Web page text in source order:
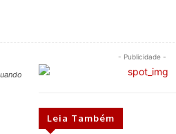
- Publicidade -
Leia Também